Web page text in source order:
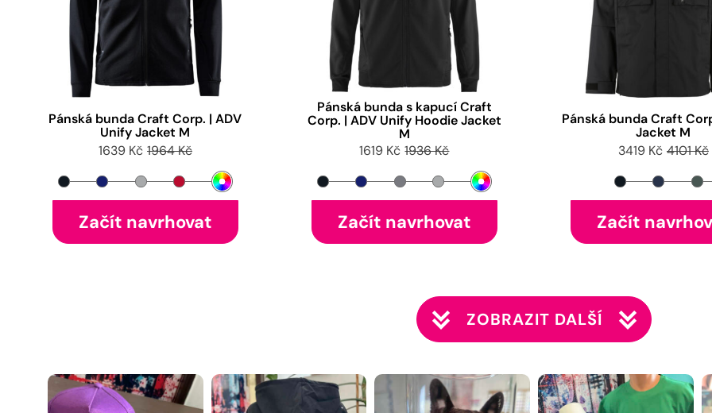
Pánská bunda Craft Corp. | ADV
Unify Jacket M
1639 Kč 1964 Kč
Začít navrhovat
Pánská bunda s kapucí Craft
Corp. | ADV Unify Hoodie Jacket
M
1619 Kč 1936 Kč
Začít navrhovat
Pánská bunda Craft
Jacket M
3419 Kč 4101 Kč
Začít
ZOBRAZIT DALŠÍ